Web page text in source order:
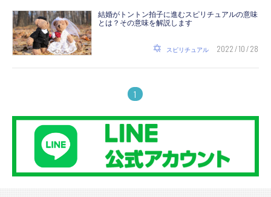
結婚がトントン拍子に進むスピリチュアルの意味
とは？その意味を解説します
スピリチュアル 2022 / 10 / 28
1